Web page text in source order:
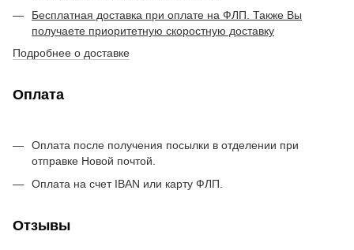
Бесплатная доставка при оплате на ФЛП. Также Вы
получаете приоритетную скоростную доставку
Подробнее о доставке
Оплата
Оплата после получения посылки в отделении при
отправке Новой почтой.
Оплата на счет IBAN или карту ФЛП.
Отзывы